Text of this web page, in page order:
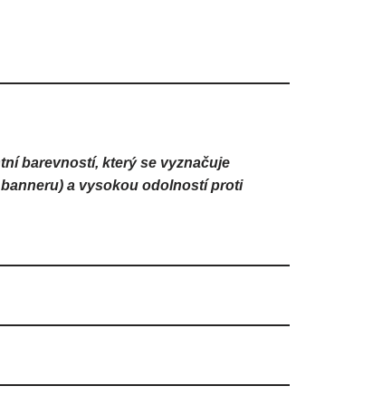
barevností, který se vyznačuje
a vysokou odolností proti